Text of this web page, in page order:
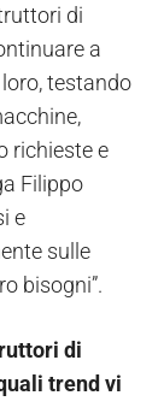
di
a
testando
richieste e
Filippo
e
sulle
bisogni”.
di
trend vi